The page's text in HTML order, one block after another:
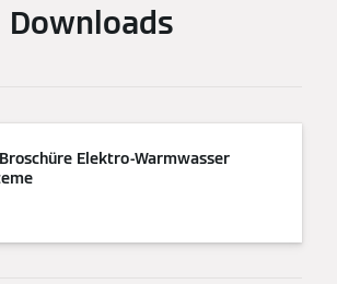
Downloads
Elektro-Warmwasser